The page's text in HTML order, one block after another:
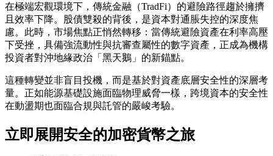
在極端宏觀環境下，傳統金融（TradFi）的避險路徑趨於擁擠
且效率下降。股債雙殺的背後，是資本對通脹失控的深度焦
慮。此時，市場焦點正悄然轉移：當傳統避險資產在利率高壓
下受挫，具備強流動性與抗審查屬性的數字資產，正成為機構
投資者對沖地緣政治「黑天鵝」的新錨點。
這種轉變並非盲目投機，而是基於對資產底層安全性的深層考
量。正如能源基礎設施面臨物理威脅一樣，跨境資本的安全性
在動盪期也面臨合規與託管的嚴峻考驗。
立即展開安全的加密貨幣之旅